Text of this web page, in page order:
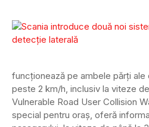
funcționează pe ambele părți ale
peste 2 km/h, inclusiv la viteze
Vulnerable Road User Collision
special pentru oraș, oferă